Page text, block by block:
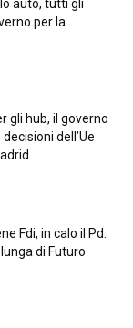
auto, tutti gli
per la
gli hub, il governo
dell’Ue
Fdi, in calo il Pd.
di Futuro